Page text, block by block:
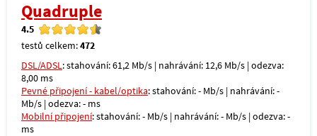
Quadruple
4.5
testů celkem:472
DSL/ADSL: stahování: 61,2 Mb/s | nahrávání: 12,6 Mb/s | odezva:
8,00 ms
Pevné připojení - kabel/optika: stahování: - Mb/s | nahrávání: -
Mb/s | odezva: - ms
Mobilní připojení: stahování: - Mb/s | nahrávání: - Mb/s | odezva: -
ms